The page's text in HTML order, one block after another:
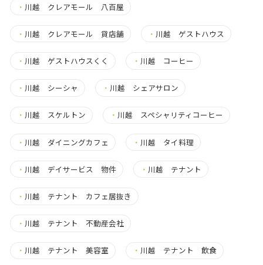
・ 川越 クレアモール 八百屋
・ 川越 クレアモール 貸店舗 ・ 川越 ゲストハウス
・ 川越 ゲストハウスくく ・ 川越 コーヒー
・ 川越 シーシャ ・ 川越 シェアサロン
・ 川越 スケルトン ・ 川越 スペシャリティコーヒー
・ 川越 ダイニングカフェ ・ 川越 タイ料理
・ 川越 デイサービス 物件 ・ 川越 テナント
・ 川越 テナント カフェ居抜き
・ 川越 テナント 不動産会社
・ 川越 テナント 美容室 ・ 川越 テナント 飲食